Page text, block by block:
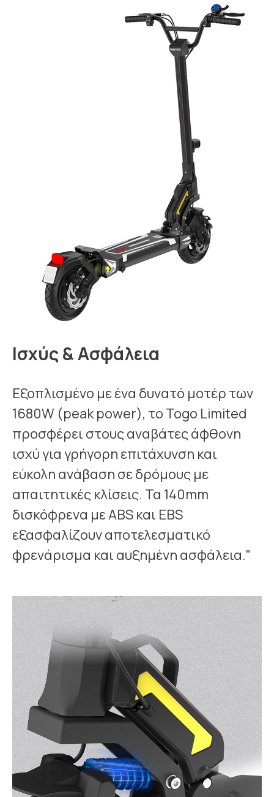
Ισχύς & Ασφάλεια
Εξοπλισμένο με ένα δυνατό μοτέρ των
1680W (peak power), το Togo Limited
προσφέρει στους αναβάτες άφθονη
ισχύ για γρήγορη επιτάχυνση και
εύκολη ανάβαση σε δρόμους με
απαιτητικές κλίσεις. Τα 140mm
δισκόφρενα με ABS και EBS
εξασφαλίζουν αποτελεσματικό
φρενάρισμα και αυξημένη ασφάλεια."